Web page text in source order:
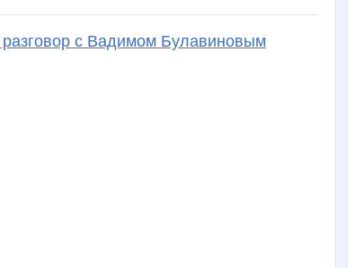
разговор с Вадимом Булавиновым